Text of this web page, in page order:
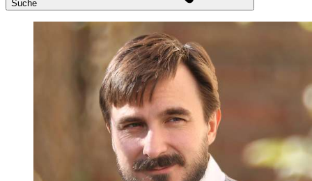
Suche